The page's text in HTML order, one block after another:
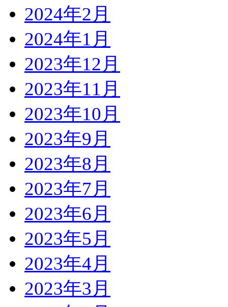
2024年2月
2024年1月
2023年12月
2023年11月
2023年10月
2023年9月
2023年8月
2023年7月
2023年6月
2023年5月
2023年4月
2023年3月